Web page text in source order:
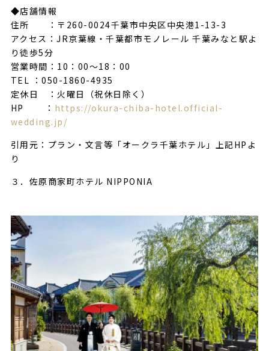
◆店舗情報
住所 ：〒260-0024千葉市中央区中央港1-13-3
アクセス：JR京葉線・千葉都市モノレール 千葉みなと駅よ
り徒歩5分
営業時間：10：00～18：00
TEL ：050-1860-4935
定休日 ：火曜日（祝休日除く）
HP ： https://okura-chiba-hotel.official-
wedding.jp/
引用元：プラン・文言等「オークラ千葉ホテル」上記HPよ
り
３．佐原商家町ホテル NIPPONIA